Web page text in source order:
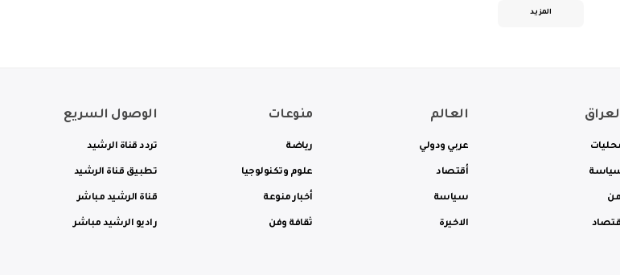
المزيد
العالم
عربي ودولي
أقتصاد
سياسة
الاخيرة
منوعات
رياضة
علوم وتكنولوجيا
أخبار منوعة
ثقافة وفن
الوصول السريع
تردد قناة الرشيد
تطبيق قناة الرشيد
قناة الرشيد مباشر
راديو الرشيد مباشر